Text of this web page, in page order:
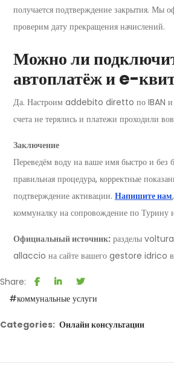
получается подтверждение закрытия. Мы
проверим дату прекращения начислений.
Можно ли
автоплатёж и e-
Да. Настроим addebito diretto по IBAN и
счета не терялись и платежи проходили
Заключение
Переведём воду на ваше имя быстро и без
правильная процедура, корректные
подтверждение активации. Напишите нам
коммуналку на сопровождение по Турину
Официальный источник: разделы
allaccio на сайте вашего gestore idrico
Share:
#коммунальные услуги
Categories: Онлайн консультации